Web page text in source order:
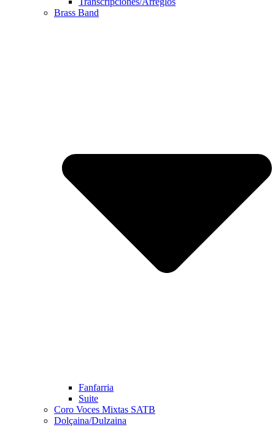
Brass Band
Fanfarria
Suite
Coro Voces Mixtas SATB
Dolçaina/Dulzaina